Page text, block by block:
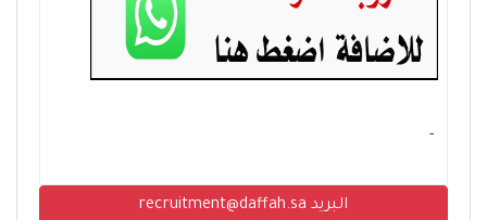
- ‏
البريد recruitment@daffah.sa